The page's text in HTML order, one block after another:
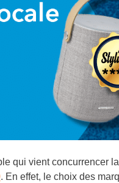
qui vient concurrencer la
. En effet, le choix des